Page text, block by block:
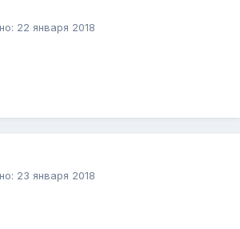
22 января 2018
23 января 2018